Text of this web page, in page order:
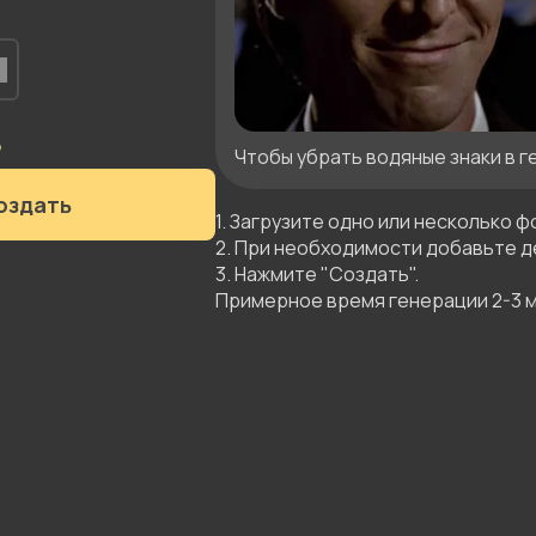
Чтобы убрать водяные знаки в
1. Загрузите одно или несколько
2. При необходимости добавьте
3. Нажмите "Создать".
Примерное время генерации 2-3